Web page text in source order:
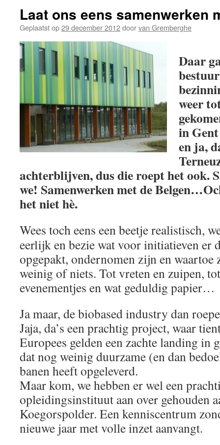
Laat ons eens samenwerken
Geplaatst op29 december 2012doorvan Gremberghe
Daar
weer
in
en ja,
achterblijven, dus die roept het ook.
we! Samenwerken met de
het niet hè.
Wees toch eens een beetje realistisch,
eerlijk en bezie wat voor initiatieven er
opgepakt, ondernomen zijn en waartoe
weinig of niets. Tot vreten en zuipen,
evenementjes en wat geduldig papier…
Ja maar, de biobased industry dan
Jaja, da’s een prachtig project, waar
Europees gelden een zachte landing in
dat nog weinig duurzame (en dan
banen heeft opgeleverd.
Maar kom, we hebben er wel een
opleidingsinstituut aan over gehouden
Koegorspolder. Een kenniscentrum
nieuwe jaar met volle inzet aanvangt.